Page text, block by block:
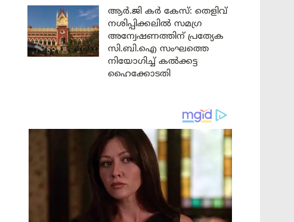
ആർ.ജി കർ കേസ്: തെളിവ്
നശിപ്പിക്കലിൽ സമഗ്ര
അന്വേഷണത്തിന് പ്രത്യേക
സി.ബി.ഐ സംഘത്തെ
നിയോഗിച്ച് കൽക്കട്ട
ഹൈക്കോടതി